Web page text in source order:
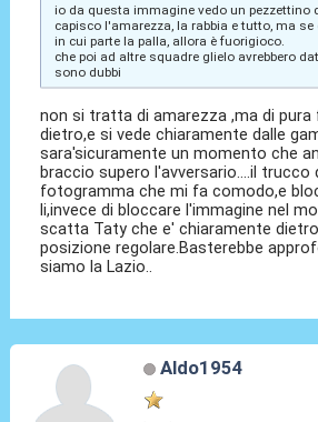
io da questa immagine vedo un pezzettino
capisco l'amarezza, la rabbia e tutto, ma
in cui parte la palla, allora è fuorigioco.
che poi ad altre squadre glielo avrebbero
sono dubbi
non si tratta di amarezza ,ma di
dietro,e si vede chiaramente dalle
sara'sicuramente un momento che
braccio supero l'avversario....il trucco
fotogramma che mi fa comodo,e
li,invece di bloccare l'immagine nel
scatta Taty che e' chiaramente
posizione regolare.Basterebbe
siamo la Lazio..
Aldo1954